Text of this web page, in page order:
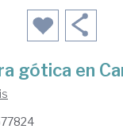
gótica en